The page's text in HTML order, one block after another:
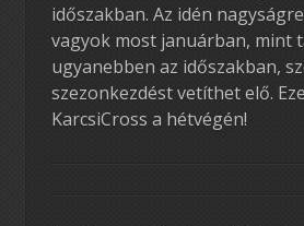
időszakban. Az idén
vagyok most januárban, mint
ugyanebben az időszakban,
szezonkezdést vetíthet elő.
KarcsiCross a hétvégén!